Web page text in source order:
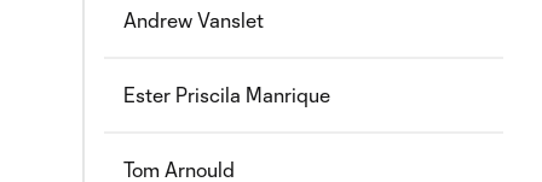
Andrew Vanslet
Ester Priscila Manrique
Tom Arnould